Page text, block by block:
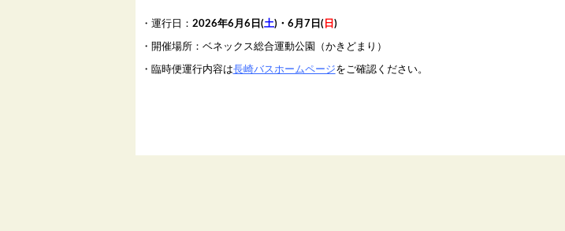
・運行日： 2026年6月6日(土)・6月7日( 日 )
・開催場所：ベネックス総合運動公園（かきどまり）
・臨時便運行内容は長崎バスホームページをご確認ください。